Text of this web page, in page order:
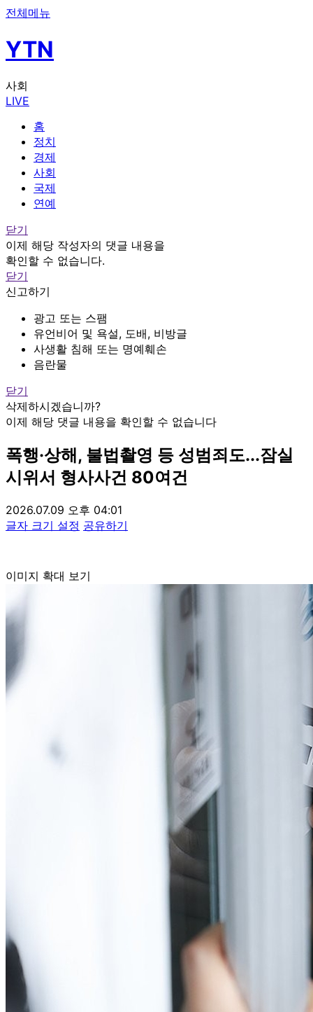
전체메뉴
YTN
사회
LIVE
홈
정치
경제
사회
국제
연예
닫기
이제 해당 작성자의 댓글 내용을
확인할 수 없습니다.
닫기
신고하기
광고 또는 스팸
유언비어 및 욕설, 도배, 비방글
사생활 침해 또는 명예훼손
음란물
닫기
삭제하시겠습니까?
이제 해당 댓글 내용을 확인할 수 없습니다
폭행·상해, 불법촬영 등 성범죄도...잠실
시위서 형사사건 80여건
2026.07.09 오후 04:01
글자 크기 설정 공유하기
이미지 확대 보기